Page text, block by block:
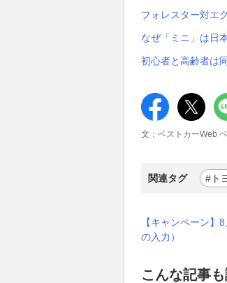
フォレスター対エ
なぜ「ミニ」は日
初心者と高齢者は
文：ベストカーWeb
関連タグ #ト
【キャンペーン
の入力）
こんな記事